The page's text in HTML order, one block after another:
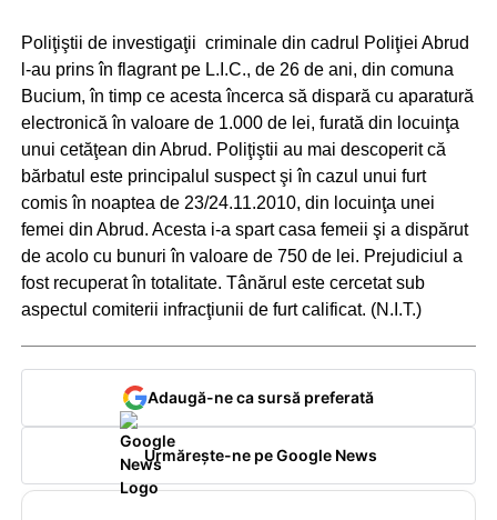
Poliţiştii de investigaţii criminale din cadrul Poliţiei Abrud
l-au prins în flagrant pe L.I.C., de 26 de ani, din comuna
Bucium, în timp ce acesta încerca să dispară cu aparatură
electronică în valoare de 1.000 de lei, furată din locuinţa
unui cetăţean din Abrud. Poliţiştii au mai descoperit că
bărbatul este principalul suspect şi în cazul unui furt
comis în noaptea de 23/24.11.2010, din locuinţa unei
femei din Abrud. Acesta i-a spart casa femeii şi a dispărut
de acolo cu bunuri în valoare de 750 de lei. Prejudiciul a
fost recuperat în totalitate. Tânărul este cercetat sub
aspectul comiterii infracţiunii de furt calificat. (N.I.T.)
Adaugă-ne ca sursă preferată
Urmărește-ne pe Google News